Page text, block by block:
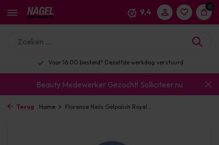
9,4
0
Voor 16:00 besteld? Dezelfde werkdag verstuurd
Beauty Medewerker Gezocht! Solliciteer nu
Terug Home Florence Nails Gelpolish Royal...